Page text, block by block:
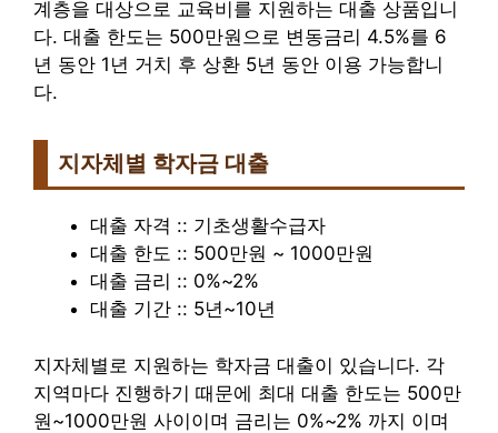
계층을 대상으로 교육비를 지원하는 대출 상품입니
다. 대출 한도는 500만원으로 변동금리 4.5%를 6
년 동안 1년 거치 후 상환 5년 동안 이용 가능합니
다.
지자체별 학자금 대출
대출 자격 :: 기초생활수급자
대출 한도 :: 500만원 ~ 1000만원
대출 금리 :: 0%~2%
대출 기간 :: 5년~10년
지자체별로 지원하는 학자금 대출이 있습니다. 각
지역마다 진행하기 때문에 최대 대출 한도는 500만
원~1000만원 사이이며 금리는 0%~2% 까지 이며